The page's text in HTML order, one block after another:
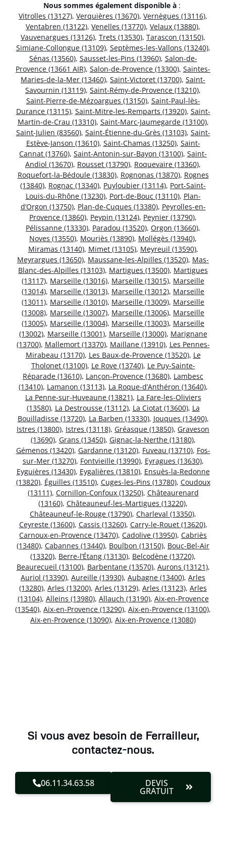
Nous sommes également disponible à :
Vitrolles (13127), Verquières (13670), Vernègues (13116),
Ventabren (13122), Venelles (13770), Velaux (13880),
Vauvenargues (13126), Trets (13530), Tarascon (13150),
Simiane-Collongue (13109), Septèmes-les-Vallons (13240),
Sénas (13560), Sausset-les-Pins (13960), Salon-de-
Provence (13661 AIR), Salon-de-Provence (13300), Saintes-
Maries-de-la-Mer (13460), Saint-Victoret (13700), Saint-
Savournin (13119), Saint-Rémy-de-Provence (13210),
Saint-Pierre-de-Mézoargues (13150), Saint-Paul-lès-
Durance (13115), Saint-Mitre-les-Remparts (13920), Saint-
Martin-de-Crau (13310), Saint-Marc-Jaumegarde (13100),
Saint-Julien (83560), Saint-Étienne-du-Grès (13103), Saint-
Estève-Janson (13610), Saint-Chamas (13250), Saint-
Cannat (13760), Saint-Antonin-sur-Bayon (13100), Saint-
Andiol (13670), Rousset (13790), Roquevaire (13360),
Roquefort-la-Bédoule (13830), Rognonas (13870), Rognes
(13840), Rognac (13340), Puyloubier (13114), Port-Saint-
Louis-du-Rhône (13230), Port-de-Bouc (13110), Plan-
d’Orgon (13750), Plan-de-Cuques (13380), Peyrolles-en-
Provence (13860), Peypin (13124), Peynier (13790),
Pélissanne (13330), Paradou (13520), Orgon (13660),
Noves (13550), Mouriès (13890), Mollégès (13940),
Miramas (13140), Mimet (13105), Meyreuil (13590),
Meyrargues (13650), Maussane-les-Alpilles (13520), Mas-
Blanc-des-Alpilles (13103), Martigues (13500), Martigues
(13117), Marseille (13016), Marseille (13015), Marseille
(13014), Marseille (13013), Marseille (13012), Marseille
(13011), Marseille (13010), Marseille (13009), Marseille
(13008), Marseille (13007), Marseille (13006), Marseille
(13005), Marseille (13004), Marseille (13003), Marseille
(13002), Marseille (13001), Marseille (13000), Marignane
(13700), Mallemort (13370), Maillane (13910), Les Pennes-
Mirabeau (13170), Les Baux-de-Provence (13520), Le
Tholonet (13100), Le Rove (13740), Le Puy-Sainte-
Réparade (13610), Lançon-Provence (13680), Lambesc
(13410), Lamanon (13113), La Roque-d’Anthéron (13640),
La Penne-sur-Huveaune (13821), La Fare-les-Oliviers
(13580), La Destrousse (13112), La Ciotat (13600), La
Bouilladisse (13720), La Barben (13330), Jouques (13490),
Istres (13800), Istres (13118), Gréasque (13850), Graveson
(13690), Grans (13450), Gignac-la-Nerthe (13180),
Gémenos (13420), Gardanne (13120), Fuveau (13710), Fos-
sur-Mer (13270), Fontvieille (13990), Eyragues (13630),
Eyguières (13430), Eygalières (13810), Ensuès-la-Redonne
(13820), Éguilles (13510), Cuges-les-Pins (13780), Coudoux
(13111), Cornillon-Confoux (13250), Châteaurenard
(13160), Châteauneuf-les-Martigues (13220),
Châteauneuf-le-Rouge (13790), Charleval (13350),
Ceyreste (13600), Cassis (13260), Carry-le-Rouet (13620),
Carnoux-en-Provence (13470), Cadolive (13950), Cabriès
(13480), Cabannes (13440), Boulbon (13150), Bouc-Bel-Air
(13320), Berre-l’Étang (13130), Belcodène (13720),
Beaurecueil (13100), Barbentane (13570), Aurons (13121),
Auriol (13390), Aureille (13930), Aubagne (13400), Arles
(13280), Arles (13200), Arles (13129), Arles (13123), Arles
(13104), Alleins (13980), Allauch (13190), Aix-en-Provence
(13540), Aix-en-Provence (13290), Aix-en-Provence (13100),
Aix-en-Provence (13090), Aix-en-Provence (13080)
Si vous avez besoin de Ferrailleur,
contactez-nous.
06.11.34.63.58 DEVIS
GRATUIT